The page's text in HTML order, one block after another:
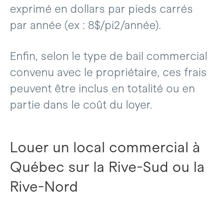
exprimé en dollars par pieds carrés
par année (ex : 8$/pi2/année).
Enfin, selon le type de bail commercial
convenu avec le propriétaire, ces frais
peuvent être inclus en totalité ou en
partie dans le coût du loyer.
Louer un local commercial à
Québec sur la Rive-Sud ou la
Rive-Nord